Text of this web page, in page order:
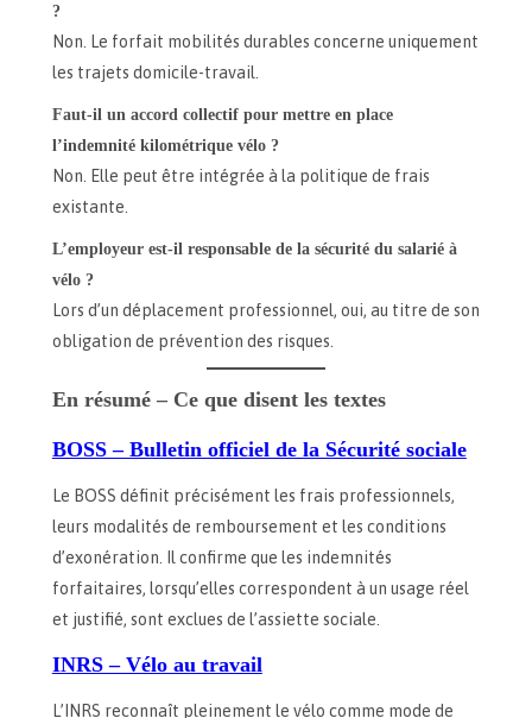
?
Non. Le forfait mobilités durables concerne uniquement
les trajets domicile-travail.
Faut-il un accord collectif pour mettre en place
l’indemnité kilométrique vélo ?
Non. Elle peut être intégrée à la politique de frais
existante.
L’employeur est-il responsable de la sécurité du salarié à
vélo ?
Lors d’un déplacement professionnel, oui, au titre de son
obligation de prévention des risques.
En résumé – Ce que disent les textes
BOSS – Bulletin officiel de la Sécurité sociale
Le BOSS définit précisément les frais professionnels,
leurs modalités de remboursement et les conditions
d’exonération. Il confirme que les indemnités
forfaitaires, lorsqu’elles correspondent à un usage réel
et justifié, sont exclues de l’assiette sociale.
INRS – Vélo au travail
L’INRS reconnaît pleinement le vélo comme mode de